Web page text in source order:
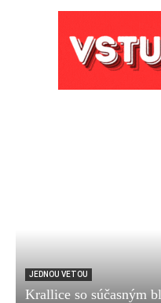
JEDNOU VETOU
Krallice so súčasným